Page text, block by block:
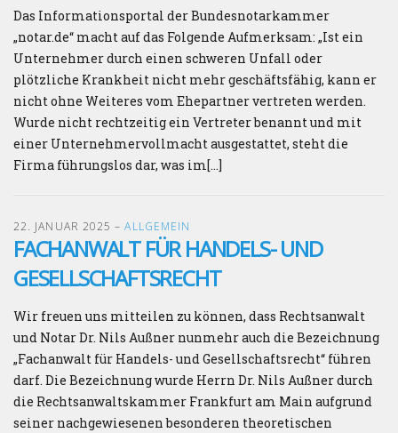
Das Informationsportal der Bundesnotarkammer
„notar.de“ macht auf das Folgende Aufmerksam: „Ist ein
Unternehmer durch einen schweren Unfall oder
plötzliche Krankheit nicht mehr geschäftsfähig, kann er
nicht ohne Weiteres vom Ehepartner vertreten werden.
Wurde nicht rechtzeitig ein Vertreter benannt und mit
einer Unternehmervollmacht ausgestattet, steht die
Firma führungslos dar, was im[…]
22. JANUAR 2025 –ALLGEMEIN
FACHANWALT FÜR HANDELS- UND
GESELLSCHAFTSRECHT
Wir freuen uns mitteilen zu können, dass Rechtsanwalt
und Notar Dr. Nils Außner nunmehr auch die Bezeichnung
„Fachanwalt für Handels- und Gesellschaftsrecht“ führen
darf. Die Bezeichnung wurde Herrn Dr. Nils Außner durch
die Rechtsanwaltskammer Frankfurt am Main aufgrund
seiner nachgewiesenen besonderen theoretischen